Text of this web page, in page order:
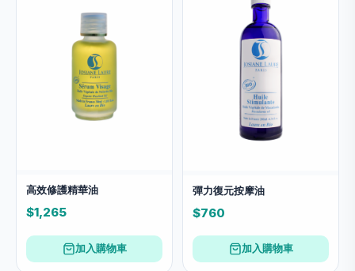
高效修護精華油
$1,265
加入購物車
彈力復元按摩油
$760
加入購物車